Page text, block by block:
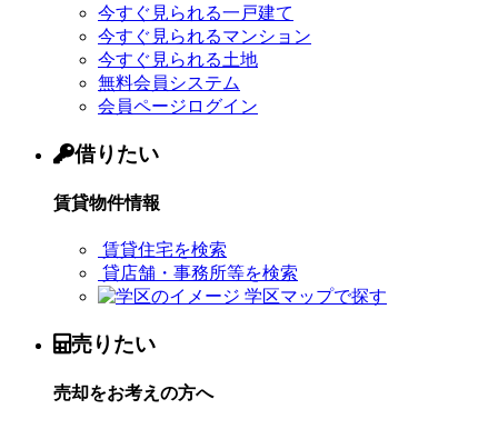
今すぐ見られる一戸建て
今すぐ見られるマンション
今すぐ見られる土地
無料会員システム
会員ページログイン
借りたい
賃貸物件情報
賃貸住宅を検索
貸店舗・事務所等を検索
学区マップで探す
売りたい
売却をお考えの方へ